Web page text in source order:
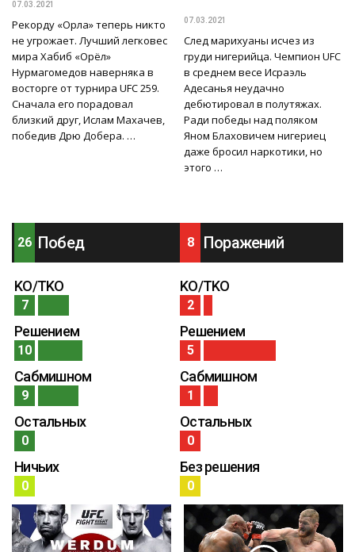
07.03.2021
Рекорду «Орла» теперь никто
не угрожает. Лучший легковес
мира Хабиб «Орёл»
Нурмагомедов наверняка в
восторге от турнира UFC 259.
Сначала его порадовал
близкий друг, Ислам Махачев,
победив Дрю Добера. …
07.03.2021
След марихуаны исчез из
груди нигерийца. Чемпион UFC
в среднем весе Исраэль
Адесанья неудачно
дебютировал в полутяжах.
Ради победы над поляком
Яном Блаховичем нигериец
даже бросил наркотики, но
этого …
26 Побед
KO/TKO
7
Решением
10
Сабмишном
9
Остальных
0
Ничьих
0
8 Поражений
KO/TKO
2
Решением
5
Сабмишном
1
Остальных
0
Без решения
0